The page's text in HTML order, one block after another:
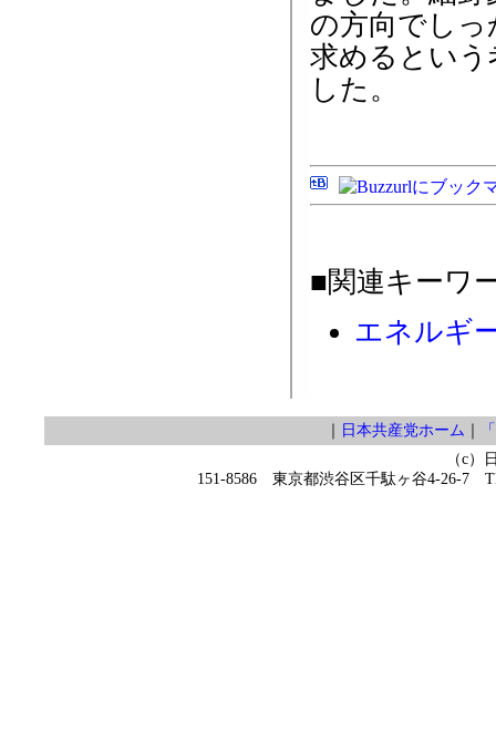
の方向でし
求めるとい
した。
■関連キーワ
エネルギ
｜ 日本共産党ホーム ｜
（c）
151-8586 東京都渋谷区千駄ヶ谷4-26-7